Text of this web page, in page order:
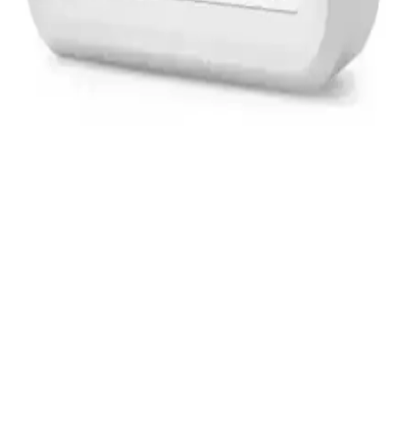
kolay kurulumu ve dayanıklılığıyla öne çıkar.
Gahome 3D LED Dijital Saat: Modern Dekorasyon
ve Çok Fonksiyonlu Zaman Göstergesi
Gahome 3D LED Dijital Saat, şık tasarımı, çoklu renk ve parlaklık